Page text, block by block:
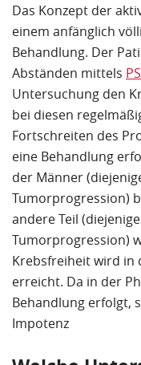
Nach der
persönlich nach
war mehrfach im
danach hat er
Herr Buckendahl
bei der OP
habe. Außerdem
anschließend
nicht haben muss.
Mit der ersten
sich gezeigt, dass
Zellen bei der OP
Neben der
Das Konzept der
einem anfänglich
Behandlung. Der
Abständen mittels
Untersuchung den
bei diesen
Fortschreiten des
eine Behandlung
der Männer
Tumorprogression)
andere Teil
Tumorprogression)
Krebsfreiheit wird in
erreicht. Da in der
Behandlung erfolgt,
Impotenz